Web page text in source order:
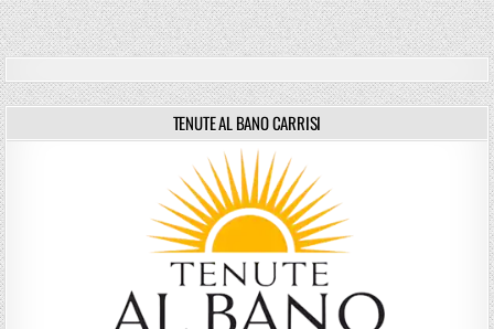
TENUTE AL BANO CARRISI